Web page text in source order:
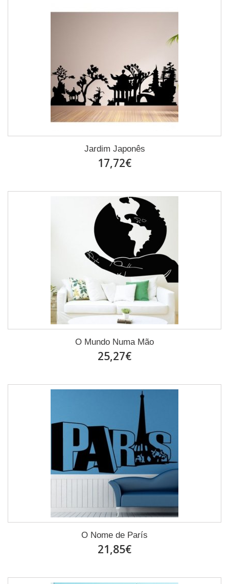
Jardim Japonês
17,72€
O Mundo Numa Mão
25,27€
O Nome de París
21,85€